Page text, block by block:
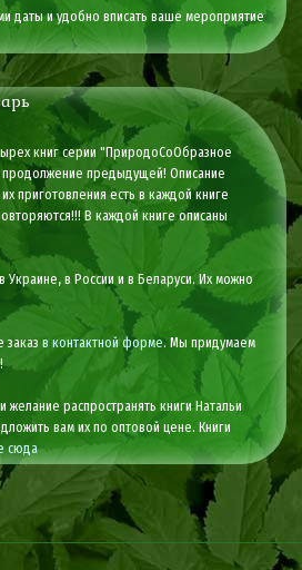
даты и удобно вписать ваше мероприятие
книг серии "ПриродоСоОбразное
продолжение предыдущей! Описание
приготовления есть в каждой книге
В каждой книге описаны
Украине, в России и в Беларуси. Их можно
заказв контактной форме. Мы придумаем
желание распространять книги Натальи
вам их по оптовой цене. Книги
сюда